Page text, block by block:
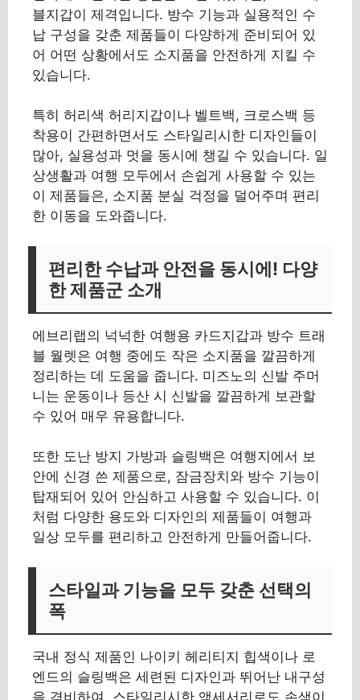
블지갑이 제격입니다. 방수 기능과 실용적인 수
납 구성을 갖춘 제품들이 다양하게 준비되어 있
어 어떤 상황에서도 소지품을 안전하게 지킬 수
있습니다.
특히 허리색 허리지갑이나 벨트백, 크로스백 등
착용이 간편하면서도 스타일리시한 디자인들이
많아, 실용성과 멋을 동시에 챙길 수 있습니다. 일
상생활과 여행 모두에서 손쉽게 사용할 수 있는
이 제품들은, 소지품 분실 걱정을 덜어주며 편리
한 이동을 도와줍니다.
편리한 수납과 안전을 동시에! 다양
한 제품군 소개
에브리랩의 넉넉한 여행용 카드지갑과 방수 트래
블 월렛은 여행 중에도 작은 소지품을 깔끔하게
정리하는 데 도움을 줍니다. 미즈노의 신발 주머
니는 운동이나 등산 시 신발을 깔끔하게 보관할
수 있어 매우 유용합니다.
또한 도난 방지 가방과 슬링백은 여행지에서 보
안에 신경 쓴 제품으로, 잠금장치와 방수 기능이
탑재되어 있어 안심하고 사용할 수 있습니다. 이
처럼 다양한 용도와 디자인의 제품들이 여행과
일상 모두를 편리하고 안전하게 만들어줍니다.
스타일과 기능을 모두 갖춘 선택의
폭
국내 정식 제품인 나이키 헤리티지 힙색이나 로
엔드의 슬링백은 세련된 디자인과 뛰어난 내구성
을 겸비하여, 스타일리시한 액세서리로도 손색이